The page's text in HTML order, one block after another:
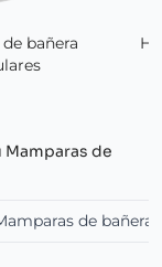
bañera
de
de bañera